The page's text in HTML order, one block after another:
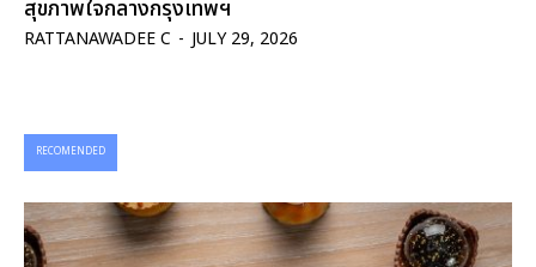
สุขภาพใจกลางกรุงเทพฯ
RATTANAWADEE C - JULY 29, 2026
RECOMENDED